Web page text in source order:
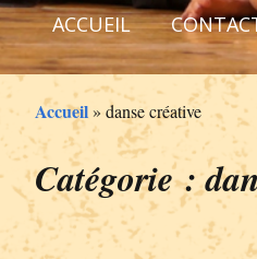
ACCUEIL
Accueil» danse créative
Catégorie :